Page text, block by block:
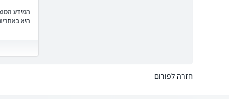
המידע
היא
חזרה לפורום